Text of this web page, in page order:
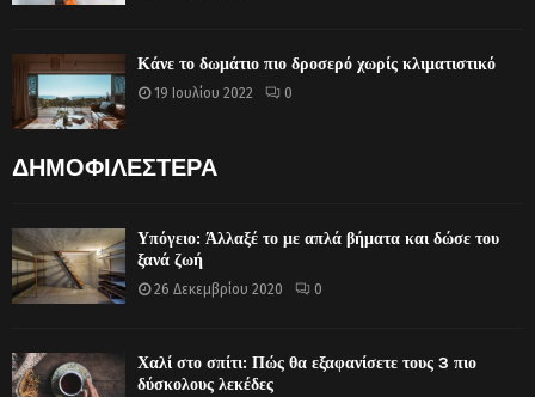
Κάνε το δωμάτιο πιο δροσερό χωρίς κλιματιστικό
19 Ιουλίου 2022 0
ΔΗΜΟΦΙΛΕΣΤΕΡΑ
Υπόγειο: Άλλαξέ το με απλά βήματα και δώσε του
ξανά ζωή
26 Δεκεμβρίου 2020 0
Χαλί στο σπίτι: Πώς θα εξαφανίσετε τους 3 πιο
δύσκολους λεκέδες